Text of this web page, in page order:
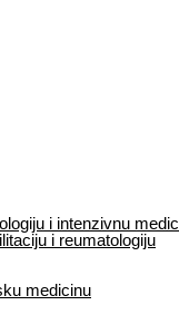
i intenzivnu
i reumatologiju
medicinu